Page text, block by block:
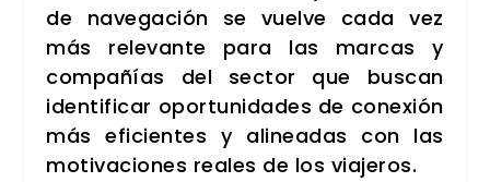
de nave­ga­ción se vuel­ve cada vez
más rele­van­te para las mar­cas y
com­pa­ñías del sec­tor que bus­can
iden­ti­fi­car opor­tu­ni­da­des de cone­xión
más efi­cien­tes y ali­nea­das con las
moti­va­cio­nes reales de los via­je­ros.